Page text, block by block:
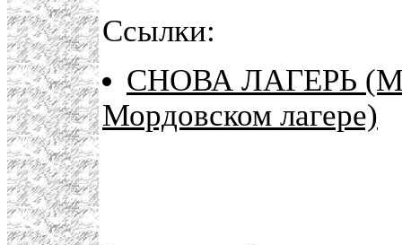
Ссылки:
СНОВА ЛАГЕРЬ
Мордовском лагере)